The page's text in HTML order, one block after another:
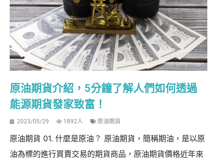
原油期貨介紹，5分鐘了解人們如何透過
能源期貨發家致富！
2023/05/29 1892人 原油期貨
原油期貨 01. 什麼是原油？ 原油期貨，簡稱期油，是以原
油為標的進行買賣交易的期貨商品，原油期貨價格近年來